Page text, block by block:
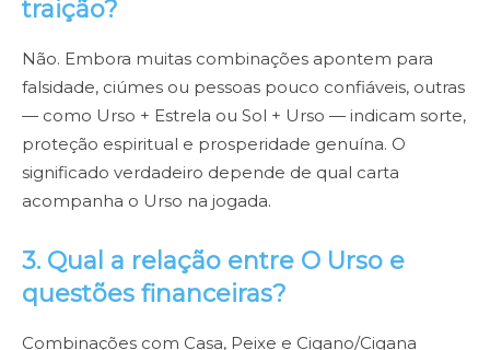
traição?
Não. Embora muitas combinações apontem para
falsidade, ciúmes ou pessoas pouco confiáveis, outras
— como Urso + Estrela ou Sol + Urso — indicam sorte,
proteção espiritual e prosperidade genuína. O
significado verdadeiro depende de qual carta
acompanha o Urso na jogada.
3. Qual a relação entre O Urso e
questões financeiras?
Combinações com Casa, Peixe e Cigano/Cigana